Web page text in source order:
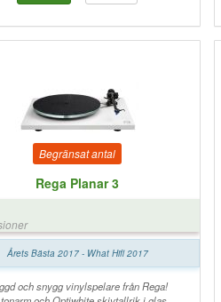
Begränsat antal
Rega Planar 3
Årets Bästa 2017 - What Hifi 2017
och snygg vinylspelare från Rega!